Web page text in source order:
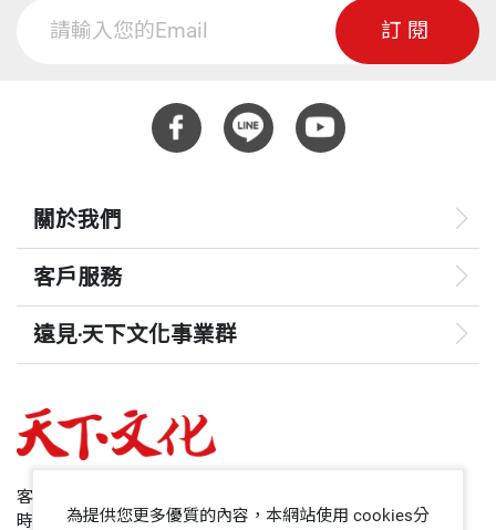
訂閱
關於我們
客戶服務
遠見‧天下文化事業群
哈佛商業評論
客服專線：+886 2 2662-0012
時間：週一~週五9:00~12:30;13:30~17:00
為提供您更多優質的內容，本網站使用 cookies分